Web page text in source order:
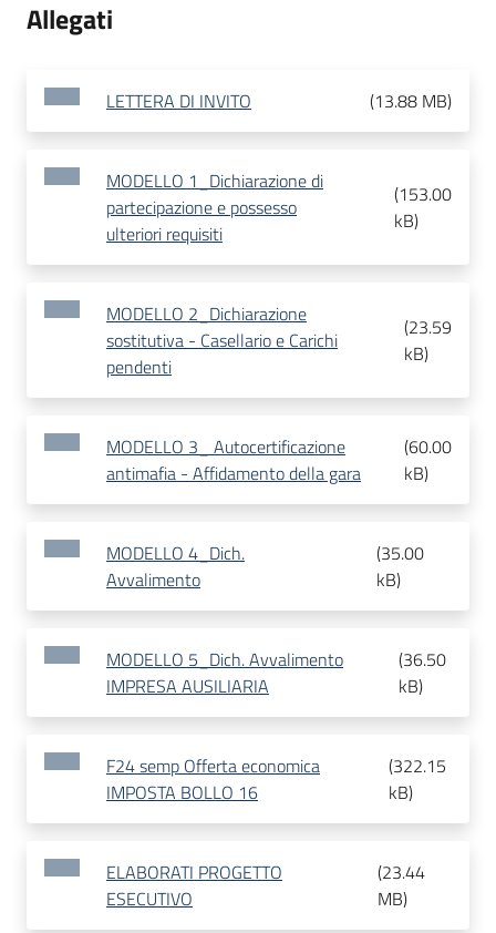
Allegati
LETTERA DI INVITO (13.88 MB)
MODELLO 1_Dichiarazione di
partecipazione e possesso
ulteriori requisiti
(153.00
kB)
MODELLO 2_Dichiarazione
sostitutiva - Casellario e Carichi
pendenti
(23.59
kB)
MODELLO 3_ Autocertificazione
antimafia - Affidamento della gara
(60.00
kB)
MODELLO 4_Dich.
Avvalimento
(35.00
kB)
MODELLO 5_Dich. Avvalimento
IMPRESA AUSILIARIA
(36.50
kB)
F24 semp Offerta economica
IMPOSTA BOLLO 16
(322.15
kB)
ELABORATI PROGETTO
ESECUTIVO
(23.44
MB)